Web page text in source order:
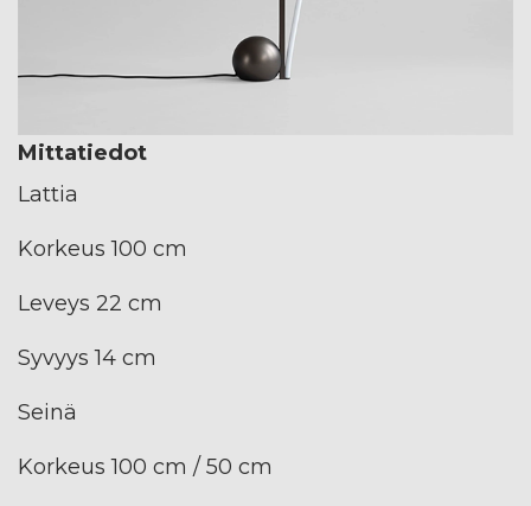
Mittatiedot
Lattia
Korkeus 100 cm
Leveys 22 cm
Syvyys 14 cm
Seinä
Korkeus 100 cm / 50 cm